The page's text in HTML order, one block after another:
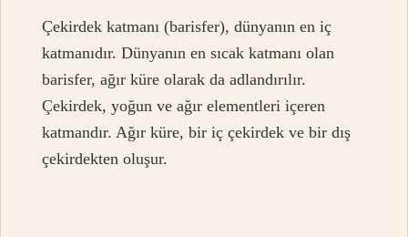
Çekirdek katmanı (barisfer), dünyanın en iç
katmanıdır. Dünyanın en sıcak katmanı olan
barisfer, ağır küre olarak da adlandırılır.
Çekirdek, yoğun ve ağır elementleri içeren
katmandır. Ağır küre, bir iç çekirdek ve bir dış
çekirdekten oluşur.